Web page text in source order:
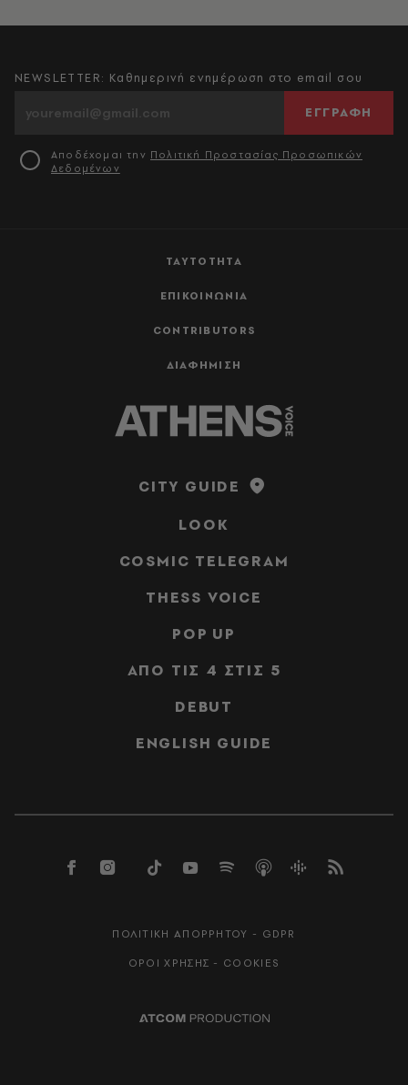
ΤΑΥΤΟΤΗΤΑ
ΕΠΙΚΟΙΝΩΝΙΑ
CONTRIBUTORS
ΔΙΑΦΗΜΙΣΗ
NEWSLETTER: Καθημερινή ενημέρωση στο email σου
ΕΓΓΡΑΦΗ
Αποδέχομαι την Πολιτική Προστασίας Προσωπικών
Δεδομένων
CITY GUIDE
LOOK
COSMIC TELEGRAM
THESS VOICE
POP UP
ΑΠΟ ΤΙΣ 4 ΣΤΙΣ 5
DEBUT
ENGLISH GUIDE
ΠΟΛΙΤΙΚΗ ΑΠΟΡΡΗΤΟΥ - GDPR
ΟΡΟΙ ΧΡΗΣΗΣ - COOKIES